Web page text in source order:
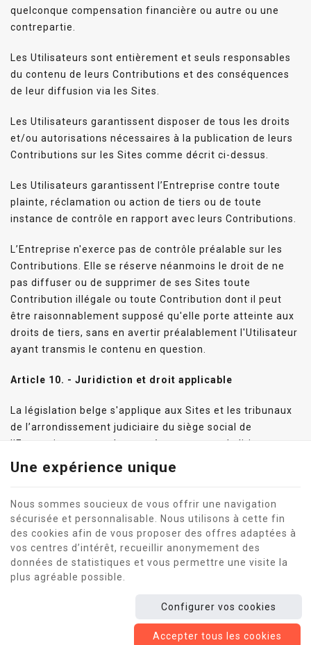
quelconque compensation financière ou autre ou une
contrepartie.
Les Utilisateurs sont entièrement et seuls responsables
du contenu de leurs Contributions et des conséquences
de leur diffusion via les Sites.
Les Utilisateurs garantissent disposer de tous les droits
et/ou autorisations nécessaires à la publication de leurs
Contributions sur les Sites comme décrit ci-dessus.
Les Utilisateurs garantissent l’Entreprise contre toute
plainte, réclamation ou action de tiers ou de toute
instance de contrôle en rapport avec leurs Contributions.
L’Entreprise n'exerce pas de contrôle préalable sur les
Contributions. Elle se réserve néanmoins le droit de ne
pas diffuser ou de supprimer de ses Sites toute
Contribution illégale ou toute Contribution dont il peut
être raisonnablement supposé qu'elle porte atteinte aux
droits de tiers, sans en avertir préalablement l'Utilisateur
ayant transmis le contenu en question.
Article 10. - Juridiction et droit applicable
La législation belge s'applique aux Sites et les tribunaux
de l’arrondissement judiciaire du siège social de
l’Entreprise sont seuls compétents en cas de litiges
résultant de l'utilisation des Sites.
Ce site internet utilise des cookies pour améliorer l'expérience
utilisateur.
Mentions légales |Vie privée|Cookies
© Copyright 2026 -La Table de Rougemont
personnelles
, créateur de sites Internet pour commerçants,
indépendants & PME.
Une expérience unique
Nous sommes soucieux de vous offrir une navigation
sécurisée et personnalisable. Nous utilisons à cette fin
des cookies afin de vous proposer des offres adaptées à
vos centres d’intérêt, recueillir anonymement des
données de statistiques et vous permettre une visite la
plus agréable possible.
Configurer vos cookies
Accepter tous les cookies